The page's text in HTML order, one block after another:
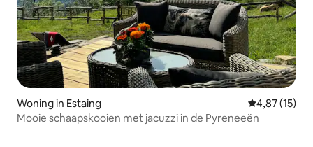
Woning in Estaing Gemiddelde
4,87 (15)
Mooie schaapskooien met jacuzzi in de Pyreneeën